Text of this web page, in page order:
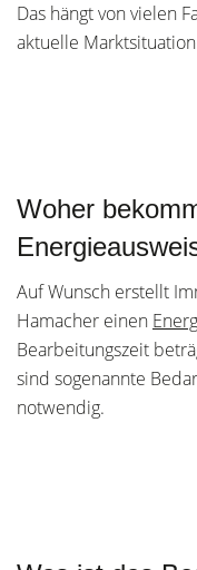
Das hängt von vielen
aktuelle
Woher
Auf Wunsch erstellt
Hamacher einen
Bearbeitungszeit
sind sogenannte
notwendig.